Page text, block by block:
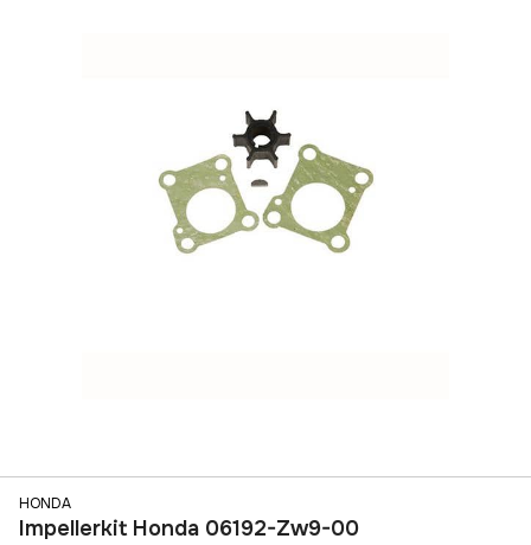
HONDA
Impellerkit Honda 06192-Zw9-00